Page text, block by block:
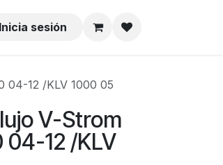
Inicia sesión
04-12 /KLV 1000 05
V-Strom
04-12 /KLV